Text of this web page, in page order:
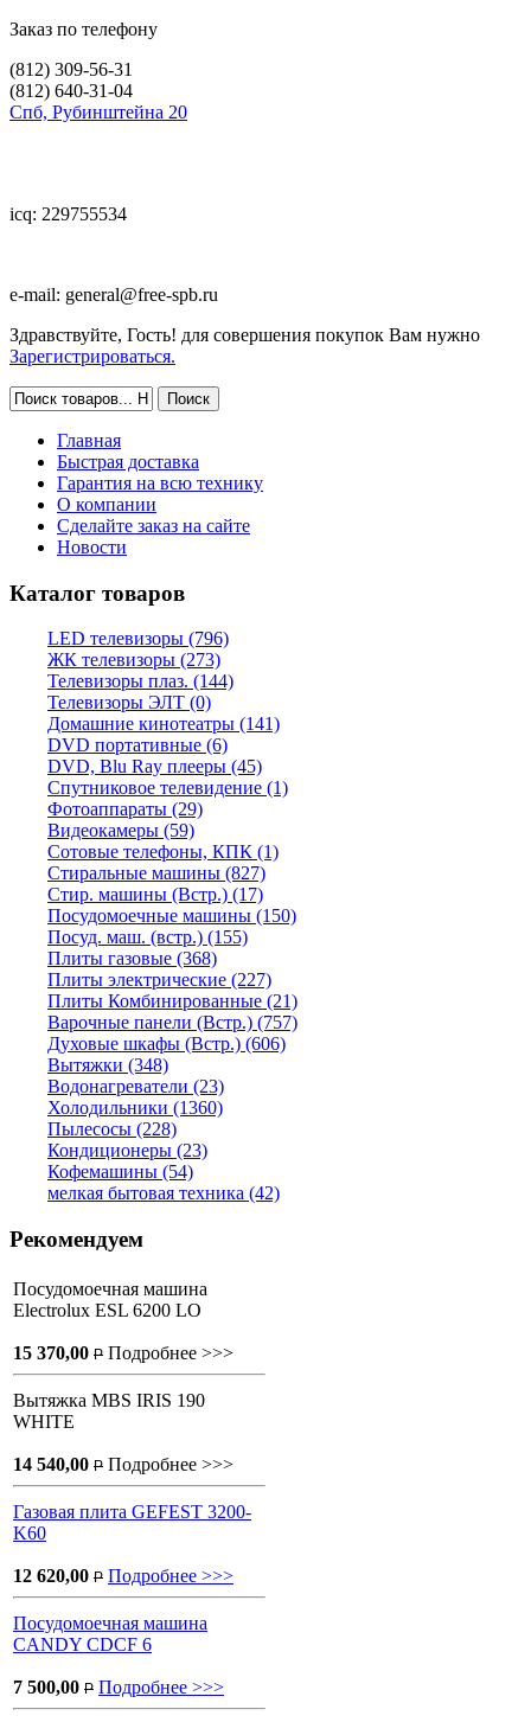
Заказ по телефону
(812) 309-56-31
(812) 640-31-04
Спб, Рубинштейна 20
icq: 229755534
e-mail: general@free-spb.ru
Здравствуйте, Гость! для совершения покупок Вам нужно
Зарегистрироваться.
Главная
Быстрая доставка
Гарантия на всю технику
О компании
Сделайте заказ на сайте
Новости
Каталог товаров
LED телевизоры (796)
ЖК телевизоры (273)
Телевизоры плаз. (144)
Телевизоры ЭЛТ (0)
Домашние кинотеатры (141)
DVD портативные (6)
DVD, Blu Ray плееры (45)
Спутниковое телевидение (1)
Фотоаппараты (29)
Видеокамеры (59)
Сотовые телефоны, КПК (1)
Стиральные машины (827)
Стир. машины (Встр.) (17)
Посудомоечные машины (150)
Посуд. маш. (встр.) (155)
Плиты газовые (368)
Плиты электрические (227)
Плиты Комбинированные (21)
Варочные панели (Встр.) (757)
Духовые шкафы (Встр.) (606)
Вытяжки (348)
Водонагреватели (23)
Холодильники (1360)
Пылесосы (228)
Кондиционеры (23)
Кофемашины (54)
мелкая бытовая техника (42)
Рекомендуем
Посудомоечная машина
Electrolux ESL 6200 LO
15 370,00 P Подробнее >>>
Вытяжка MBS IRIS 190
WHITE
14 540,00 P Подробнее >>>
Газовая плита GEFEST 3200-
K60
12 620,00 P Подробнее >>>
Посудомоечная машина
CANDY CDCF 6
7 500,00 P Подробнее >>>